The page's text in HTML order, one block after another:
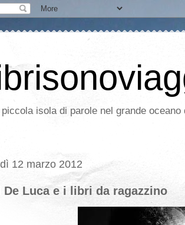
piccola isola di parole nel grande
12 marzo 2012
De Luca e i libri da ragazzino